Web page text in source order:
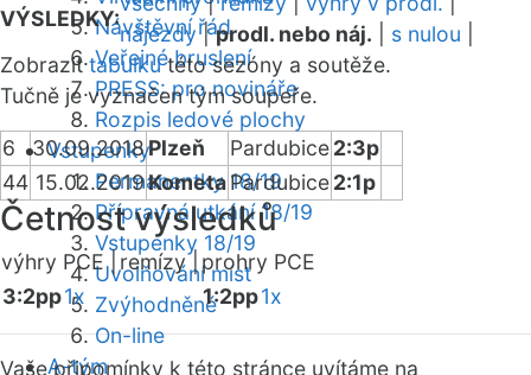
Návštěvní řád
Veřejné bruslení
PRESS: pro novináře
Rozpis ledové plochy
Vstupenky
Permanentky 18/19
Přípravná utkání 18/19
Vstupenky 18/19
Uvolňování míst
Zvýhodněné
On-line
A-tým
VÝSLEDKY:
nájezdy|prodl. nebo náj. s nulou
Zobrazittabulkutéto sezóny a soutěže.
Tučně je vyznačen tým soupeře.
6 30.09.2018Plzeň Pardubice2:3p
44 15.02.2019KometaPardubice2:1p
Četnost výsledků
výhry PCE | remízy | prohry PCE
3:2pp1x 1:2pp1x
Vaše připomínky k této stránce uvítáme na